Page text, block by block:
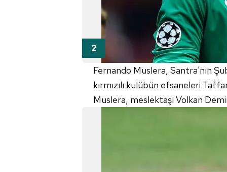
Fernando Muslera, Santra'nın
kırmızılı kulübün efsaneleri
Muslera, meslektaşı Volkan